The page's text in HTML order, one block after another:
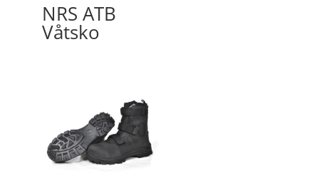
NRS ATB
Våtsko